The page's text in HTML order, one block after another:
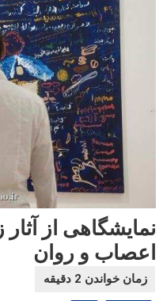
نمایشگاهی از آثار
اعصاب و روان